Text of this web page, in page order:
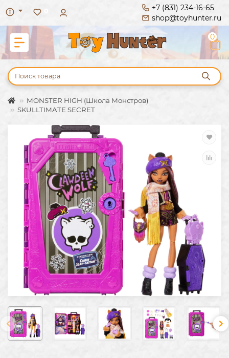
+7 (831) 234-16-65
shop@toyhunter.ru
0
MONSTER HIGH (Школа Монстров)
SKULLTIMATE SECRET